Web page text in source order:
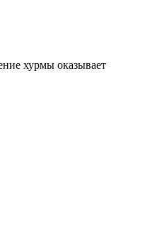
хурмы оказывает